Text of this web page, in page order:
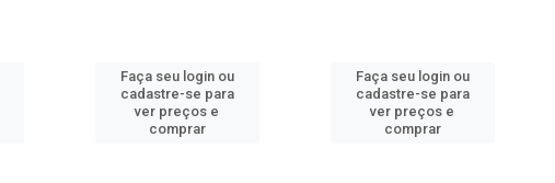
Faça seu login ou
cadastre-se para
ver preços e
comprar
Faça seu login ou
cadastre-se para
ver preços e
comprar